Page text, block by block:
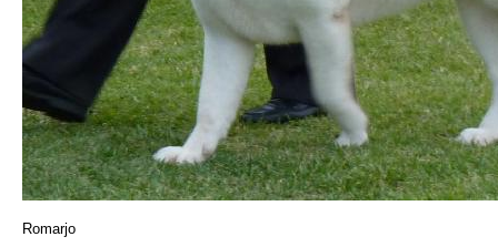
Romarjo